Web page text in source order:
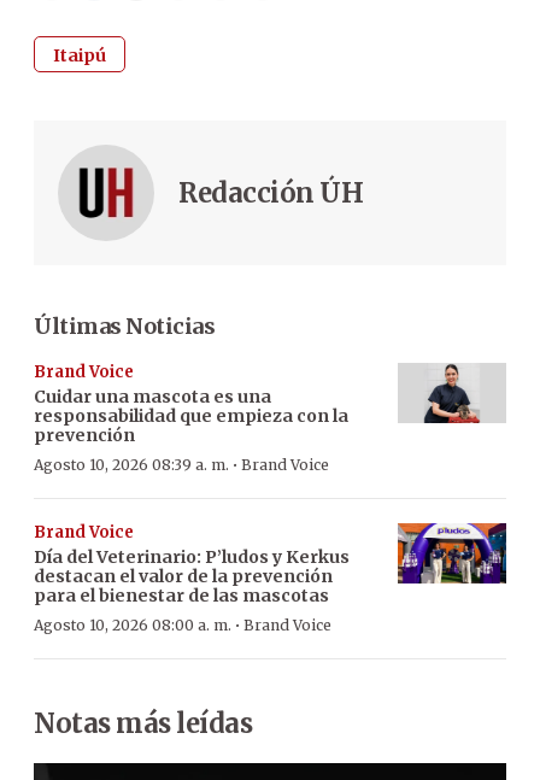
Itaipú
Redacción ÚH
Últimas Noticias
Brand Voice
Cuidar una mascota es una
responsabilidad que empieza con la
prevención
Agosto 10, 2026 08:39 a. m. · Brand Voice
Brand Voice
Día del Veterinario: P’ludos y Kerkus
destacan el valor de la prevención
para el bienestar de las mascotas
Agosto 10, 2026 08:00 a. m. · Brand Voice
Notas más leídas